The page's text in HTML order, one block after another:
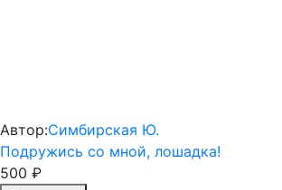
Автор:Симбирская Ю.
Подружись со мной, лошадка!
500 ₽